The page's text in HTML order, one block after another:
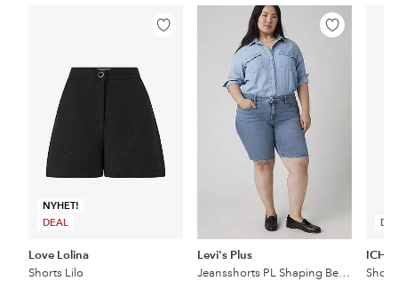
NYHET!
DEAL
Lägg
Love Lolina
Shorts Lilo
Lägg
Levi's Plus
Jeansshorts PL Shaping Bermuda
ICHI